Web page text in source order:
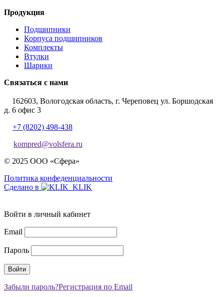
Продукция
Подшипники
Корпуса подшипников
Комплекты
Втулки
Шарики
Связаться с нами
162603, Вологодская область, г. Череповец ул. Боршодская
д. 6 офис 3
+7 (8202) 498-438
kompred@volsfera.ru
© 2025 ООО «Сфера»
Политика конфеденциальности
Сделано в
Войти в личный кабинет
Email
Пароль
Забыли пароль?Регистрация по Email